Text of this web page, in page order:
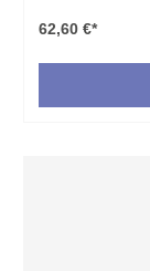
62,60 €*